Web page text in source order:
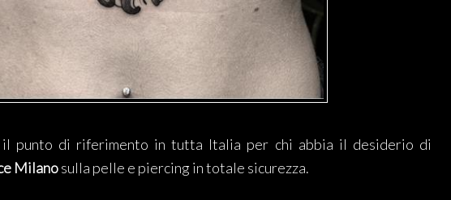
punto di riferimento in tutta Italia per chi abbia il desiderio di
Milanosulla pelle e piercing in totale sicurezza.